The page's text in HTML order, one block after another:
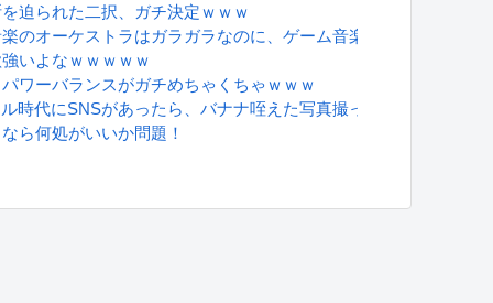
即落ち二コマ状態に……
迫られた二択、ガチ決定ｗｗｗ
楽のオーケストラはガラガラなのに、ゲーム音楽のオーケスト
いよなｗｗｗｗｗ
ワーバランスがガチめちゃくちゃｗｗｗ
時代にSNSがあったら、バナナ咥えた写真撮ってたと思う」
ら何処がいいか問題！